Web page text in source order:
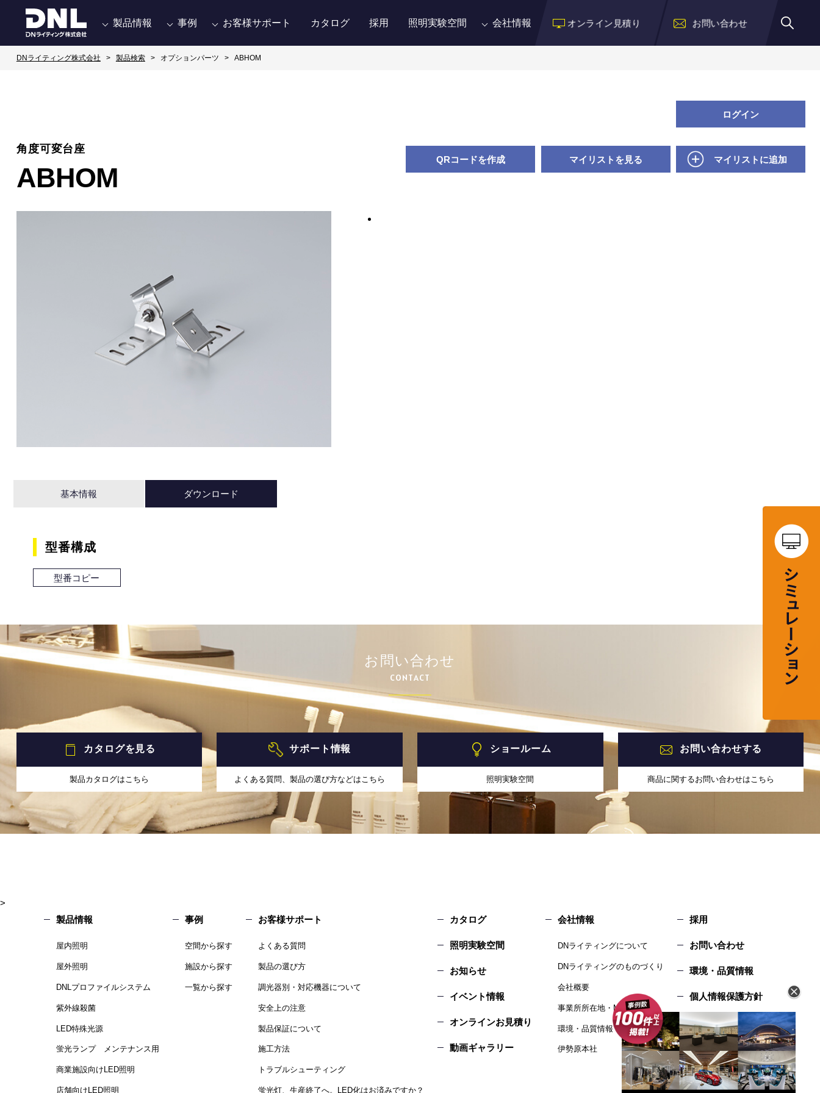
製品情報 事例 お客様サポート カタログ 採用 照明実験空間 会社情報 オンライン見積り お問い合わせ
DNライティング株式会社 製品検索 オプションパーツ ABHOM
ログイン
角度可変台座
ABHOM
QRコードを作成 マイリストを見る マイリストに追加
基本情報 ダウンロード
型番構成
型番コピー
お問い合わせ
CONTACT
カタログを見る
製品カタログはこちら
サポート情報
よくある質問、製品の選び方などはこちら
ショールーム
照明実験空間
お問い合わせする
商品に関するお問い合わせはこちら
>
製品情報
屋内照明
屋外照明
DNLプロファイルシステム
紫外線殺菌
LED特殊光源
蛍光ランプ メンテナンス用
商業施設向けLED照明
店舗向けLED照明
事例
空間から探す
施設から探す
一覧から探す
お客様サポート
よくある質問
製品の選び方
調光器別・対応機器について
安全上の注意
製品保証について
施工方法
トラブルシューティング
蛍光灯、生産終了へ。LED化はお済みですか？
カタログ
照明実験空間
お知らせ
イベント情報
オンラインお見積り
動画ギャラリー
会社情報
DNライティングについて
DNライティングのものづくり
会社概要
事業所所在地・MAP
環境・品質情報
伊勢原本社
採用
お問い合わせ
環境・品質情報
個人情報保護方針
サイトマップ